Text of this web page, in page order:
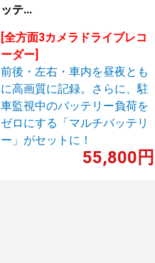
ッテ...
[全方面3カメラドライブレコ
ーダー]
前後・左右・車内を昼夜とも
に高画質に記録。さらに、駐
車監視中のバッテリー負荷を
ゼロにする「マルチバッテリ
ー」がセットに！
55,800円